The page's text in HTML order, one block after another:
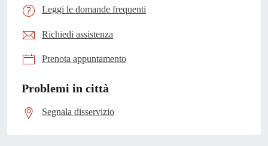
Leggi le domande frequenti
Richiedi assistenza
Prenota appuntamento
Problemi in città
Segnala disservizio